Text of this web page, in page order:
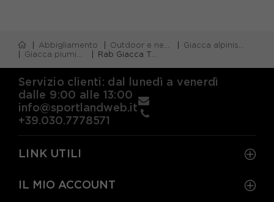
Abbigliamento Outdoor e neve
Giacca alpinismo
Giacca piumino
Rab Giacca Trekking Piuma Microlight Alpine Nero Donna
Servizio clienti: dal lunedì a venerdì
dalle 9:00 alle 13:00
info@sportlandweb.it
+39.030.7778571
LINK UTILI
IL MIO ACCOUNT